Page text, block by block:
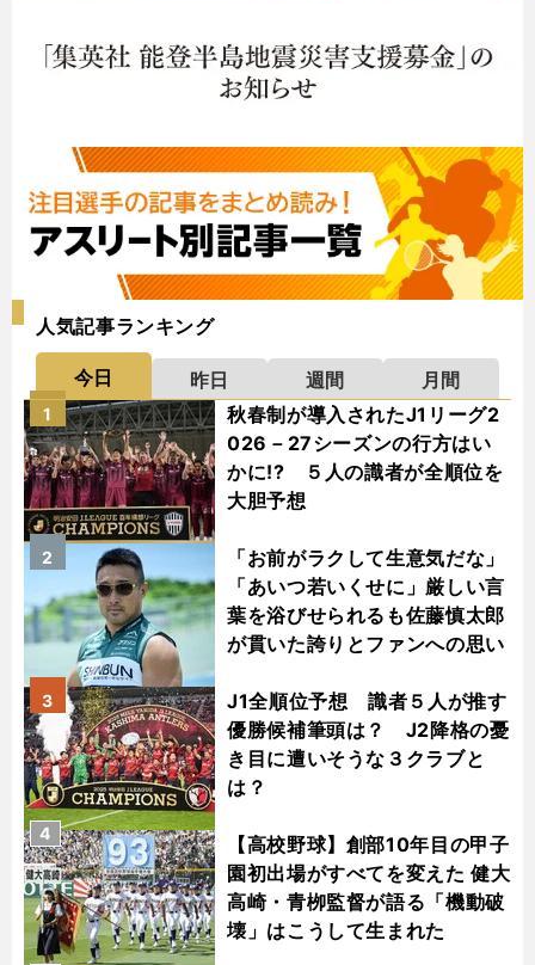
人気記事ランキング
今日 昨日 週間
月間
秋春制が導入されたJ1リーグ2
026－27シーズンの行方はい
かに!? ５人の識者が全順位を
大胆予想
1
「お前がラクして生意気だな」
「あいつ若いくせに」厳しい言
葉を浴びせられるも佐藤慎太郎
が貫いた誇りとファンへの思い
2
J1全順位予想 識者５人が推す
優勝候補筆頭は？ J2降格の憂
き目に遭いそうな３クラブと
は？
3
【高校野球】創部10年目の甲子
園初出場がすべてを変えた 健大
高崎・青栁監督が語る「機動破
壊」はこうして生まれた
4